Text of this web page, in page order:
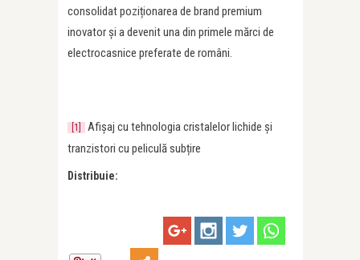
consolidat poziționarea de brand premium
inovator și a devenit una din primele mărci de
electrocasnice preferate de români.
[1]
Afișaj cu tehnologia cristalelor lichide și
tranzistori cu peliculă subțire
Distribuie: